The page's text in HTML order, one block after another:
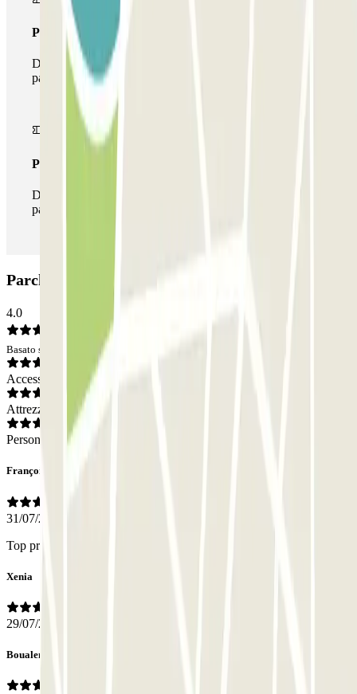
Pass multiparking
Durante il tuo soggiorno potrai usufruire dell'intera rete di
parcheggi disponibili su Parclick.
Pass illlimitato
Durante il tuo soggiorno potrai entrare e uscire dal
parcheggio tutte le volte che vorrai.
Parcheggio NN Borrell: Opinioni
4.0
Basato su 938 opinioni
Accesso
Attrezzatura
Personale
François
31/07/2026
Top pratique efficace et peu chère ?
Xenia
29/07/2026
Boualem